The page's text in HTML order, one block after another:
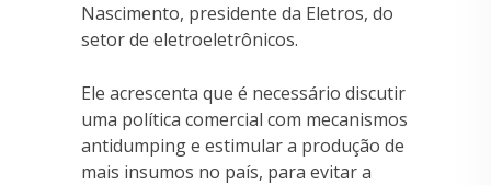
Nascimento, presidente da Eletros, do
setor de eletroeletrônicos.
Ele acrescenta que é necessário discutir
uma política comercial com mecanismos
antidumping e estimular a produção de
mais insumos no país, para evitar a